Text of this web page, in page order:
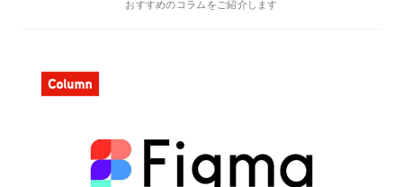
おすすめのコラムをご紹介します